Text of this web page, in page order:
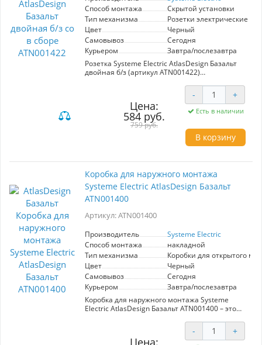
Способ монтажа
Скрытой установки
Тип механизма
Розетки электрические
Цвет
Черный
Самовывоз
Сегодня
Курьером
Завтра/послезавтра
Розетка Systeme Electric AtlasDesign Базальт
двойная б/з (артикул ATN001422)
подключение электрических приборов.
Элегантный базальтовый цвет гармонично
впишется в любой интерьер, а качественный
механизм гарантирует долговечность и
стабильную работу. Идеальное решение для
современных жилых и офисных пространств.
Цена:
584 руб.
759 руб.
- +
Есть в наличии
В корзину
Коробка для наружного монтажа
Systeme Electric AtlasDesign Базальт
ATN001400
Артикул: ATN001400
Производитель
Systeme Electric
Способ монтажа
накладной
Тип механизма
Коробки для открытого
Цвет
Черный
Самовывоз
Сегодня
Курьером
Завтра/послезавтра
Коробка для наружного монтажа Systeme
Electric AtlasDesign Базальт ATN001400 – это
функциональных элементов на стену.
Выполненная в стильном цвете базальт,
Цена:
- +